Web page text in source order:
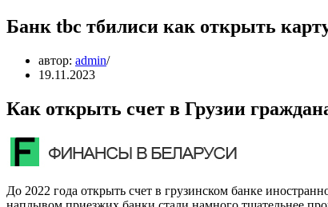
Банк tbc тбилиси как открыть
автор: admin
19.11.2023
Как открыть счет в Грузии
До 2022 года открыть счет в грузинском банке